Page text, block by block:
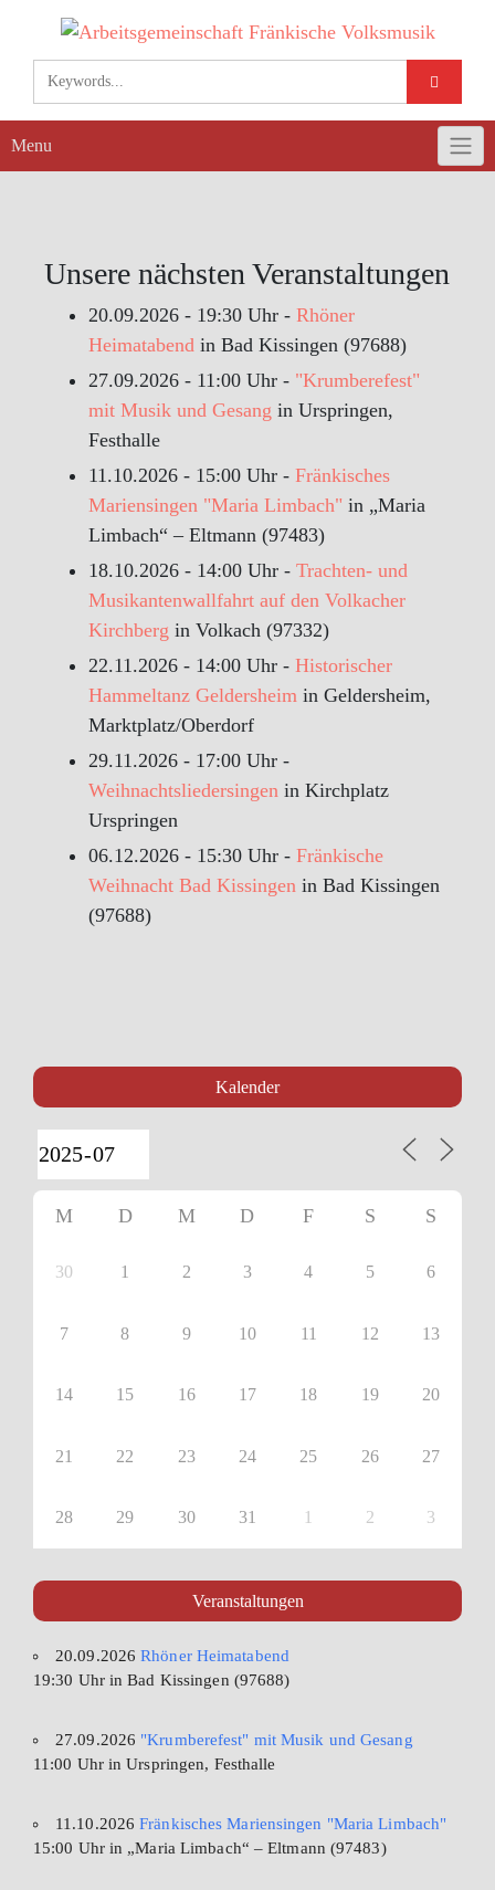
content
Menu
Unsere nächsten Veranstaltungen
20.09.2026 - 19:30 Uhr - Rhöner
Heimatabend in Bad Kissingen (97688)
27.09.2026 - 11:00 Uhr - "Krumberefest"
mit Musik und Gesang in Urspringen,
Festhalle
11.10.2026 - 15:00 Uhr - Fränkisches
Mariensingen "Maria Limbach" in „Maria
Limbach“ – Eltmann (97483)
18.10.2026 - 14:00 Uhr - Trachten- und
Musikantenwallfahrt auf den Volkacher
Kirchberg in Volkach (97332)
22.11.2026 - 14:00 Uhr - Historischer
Hammeltanz Geldersheim in Geldersheim,
Marktplatz/Oberdorf
29.11.2026 - 17:00 Uhr -
Weihnachtsliedersingen in Kirchplatz
Urspringen
06.12.2026 - 15:30 Uhr - Fränkische
Weihnacht Bad Kissingen in Bad Kissingen
(97688)
Kalender
M D M D F S S
30 1 2 3 4 5 6
7 8 9 10 11 12 13
14 15 16 17 18 19 20
21 22 23 24 25 26 27
28 29 30 31 1 2 3
Veranstaltungen
20.09.2026Rhöner Heimatabend
19:30 Uhr in Bad Kissingen (97688)
27.09.2026 "Krumberefest" mit Musik und Gesang
11:00 Uhr in Urspringen, Festhalle
11.10.2026Fränkisches Mariensingen "Maria Limbach"
15:00 Uhr in „Maria Limbach“ – Eltmann (97483)